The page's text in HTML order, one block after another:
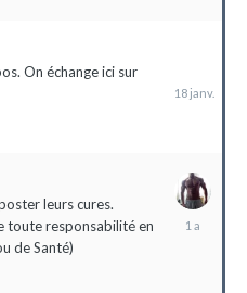
On échange ici sur
leurs cures.
toute responsabilité en
de Santé)
28